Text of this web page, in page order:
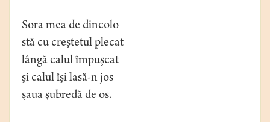
Sora mea de dincolo
stă cu creştetul plecat
lângă calul împuşcat
şi calul îşi lasă-n jos
şaua şubredă de os.